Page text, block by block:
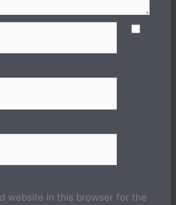
website in this browser for the